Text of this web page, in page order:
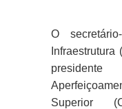
O
Superior